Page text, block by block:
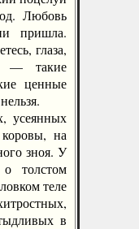
Любовь
пришла.
глаза,
— такие
ценные
усеянных
на
зноя. У
толстом
теле
в